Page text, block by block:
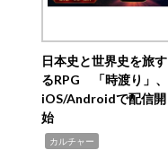
日本史と世界史を旅す
るRPG 「時渡り」、
iOS/Androidで配信開
始
カルチャー